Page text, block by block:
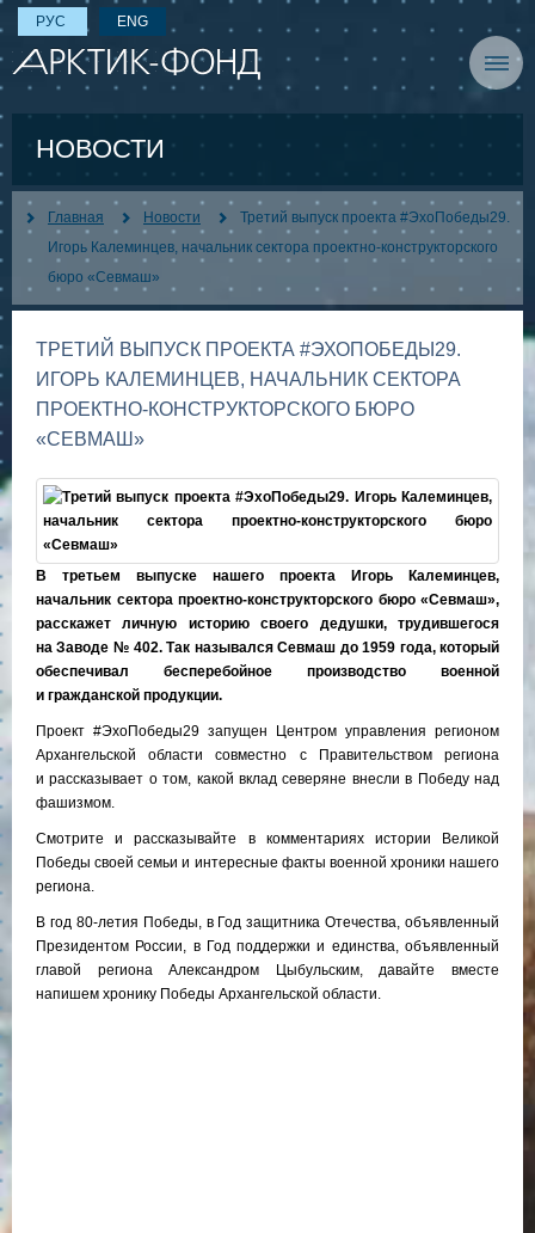
РУС ENG
НОВОСТИ
Главная Новости
Третий выпуск проекта #ЭхоПобеды29.
Игорь Калеминцев, начальник сектора проектно-конструкторского
бюро «Севмаш»
ТРЕТИЙ ВЫПУСК ПРОЕКТА #ЭХОПОБЕДЫ29.
ИГОРЬ КАЛЕМИНЦЕВ, НАЧАЛЬНИК СЕКТОРА
ПРОЕКТНО-КОНСТРУКТОРСКОГО БЮРО
«СЕВМАШ»
В третьем выпуске нашего проекта Игорь Калеминцев,
начальник сектора проектно-конструкторского бюро «Севмаш»,
расскажет личную историю своего дедушки, трудившегося
на Заводе № 402. Так назывался Севмаш до 1959 года, который
обеспечивал бесперебойное производство военной
и гражданской продукции.
Проект #ЭхоПобеды29 запущен Центром управления регионом
Архангельской области совместно с Правительством региона
и рассказывает о том, какой вклад северяне внесли в Победу над
фашизмом.
Смотрите и рассказывайте в комментариях истории Великой
Победы своей семьи и интересные факты военной хроники нашего
региона.
В год 80-летия Победы, в Год защитника Отечества, объявленный
Президентом России, в Год поддержки и единства, объявленный
главой региона Александром Цыбульским, давайте вместе
напишем хронику Победы Архангельской области.